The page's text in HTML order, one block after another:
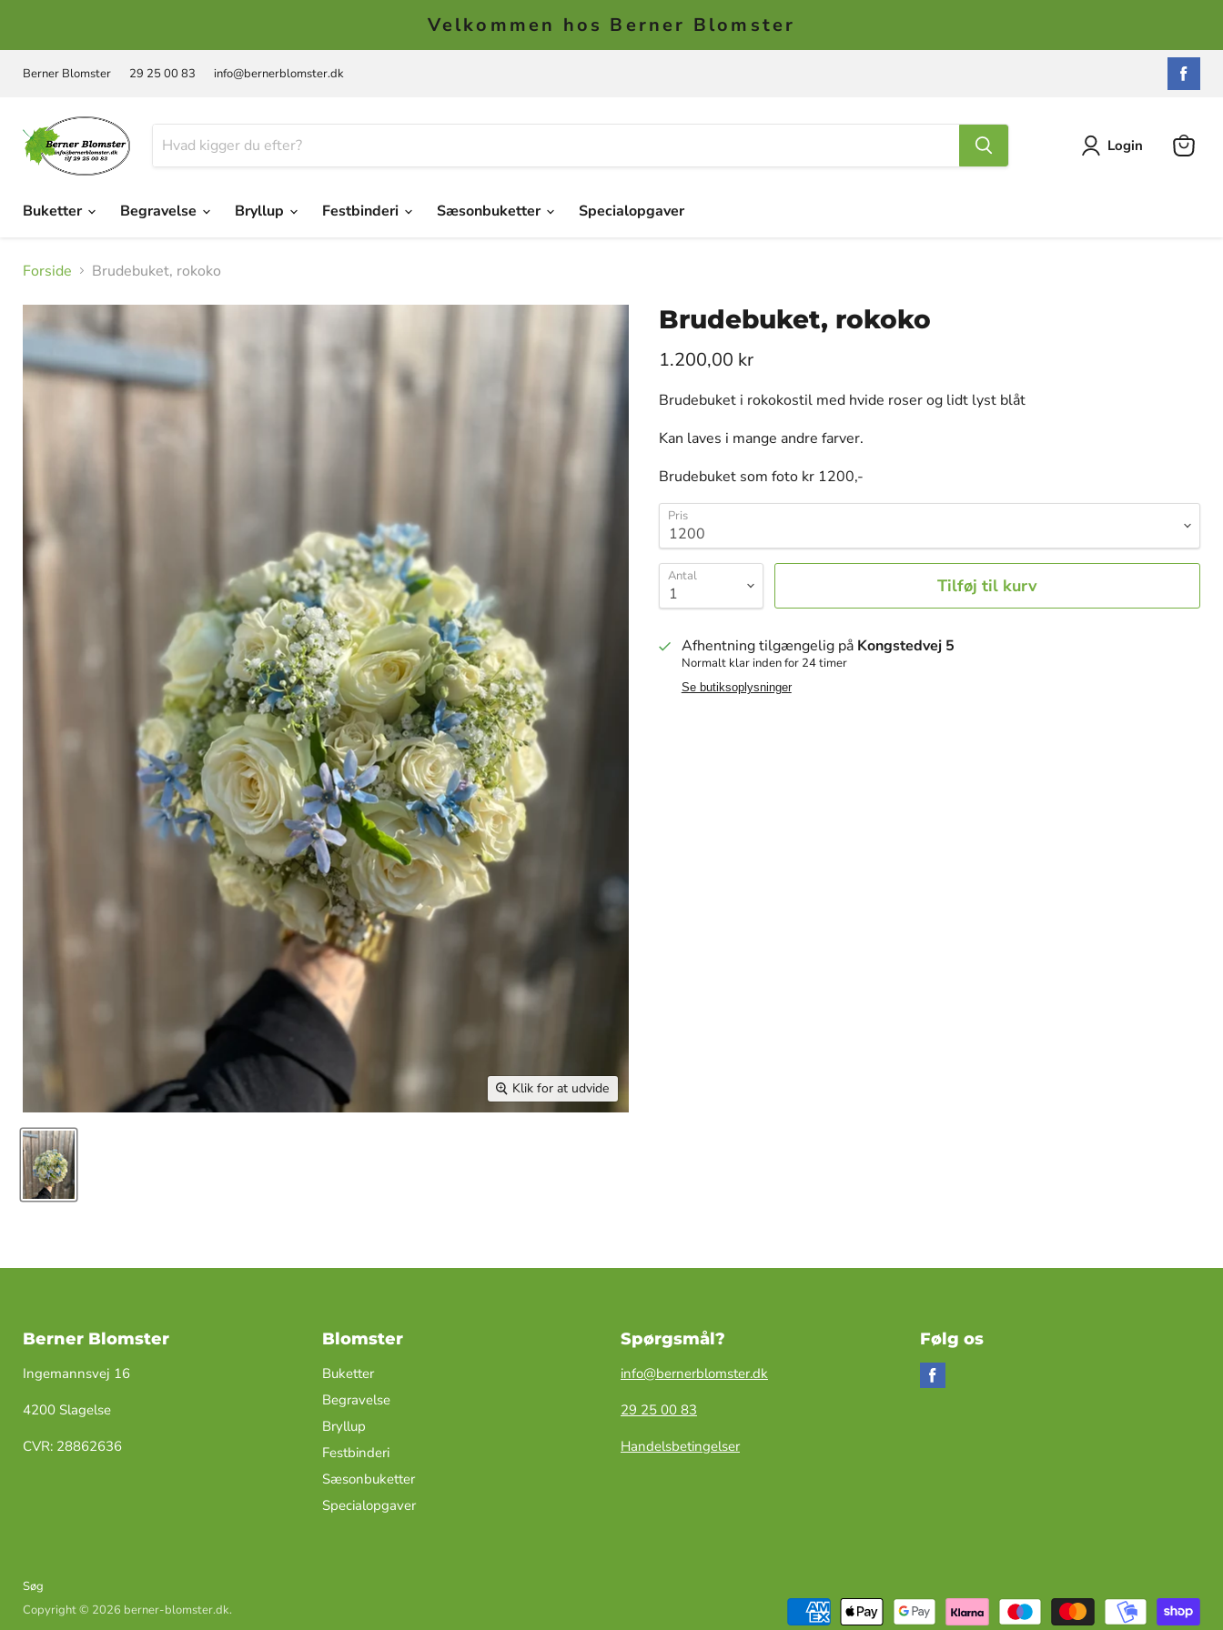
Velkommen hos Berner Blomster
Berner Blomster 29 25 00 83 info@bernerblomster.dk
Login
Buketter
Begravelse Bryllup Festbinderi Sæsonbuketter Specialopgaver
Forside Brudebuket, rokoko
Klik for at udvide
Brudebuket, rokoko
1.200,00 kr
Brudebuket i rokokostil med hvide roser og lidt lyst blåt
Kan laves i mange andre farver.
Brudebuket som foto kr 1200,-
Pris
Antal Tilføj til kurv
Afhentning tilgængelig på Kongstedvej 5
Normalt klar inden for 24 timer
Se butiksoplysninger
Berner Blomster
Ingemannsvej 16
4200 Slagelse
​CVR: ​28862636
Blomster
Buketter
Begravelse
Bryllup
Festbinderi
Sæsonbuketter
Specialopgaver
Spørgsmål?
info@bernerblomster.dk
29 25 00 83
Handelsbetingelser
Følg os
Søg
Copyright © 2026 berner-blomster.dk.